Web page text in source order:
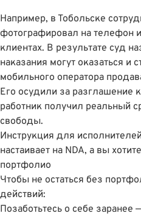
Например, в Тобольске
фотографировал на телефон
клиентах. В результате суд
наказания могут оказаться и
мобильного оператора
Его осудили за разглашение
работник получил реальный
свободы.
Инструкция для
настаивает на NDA, а вы
портфолио
Чтобы не остаться без
действий:
Позаботьтесь о себе заранее